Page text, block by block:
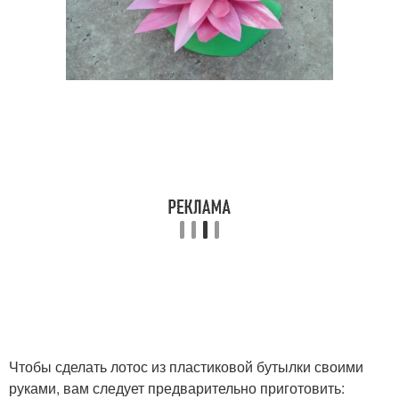
Чтобы сделать лотос из пластиковой бутылки своими
руками, вам следует предварительно приготовить: